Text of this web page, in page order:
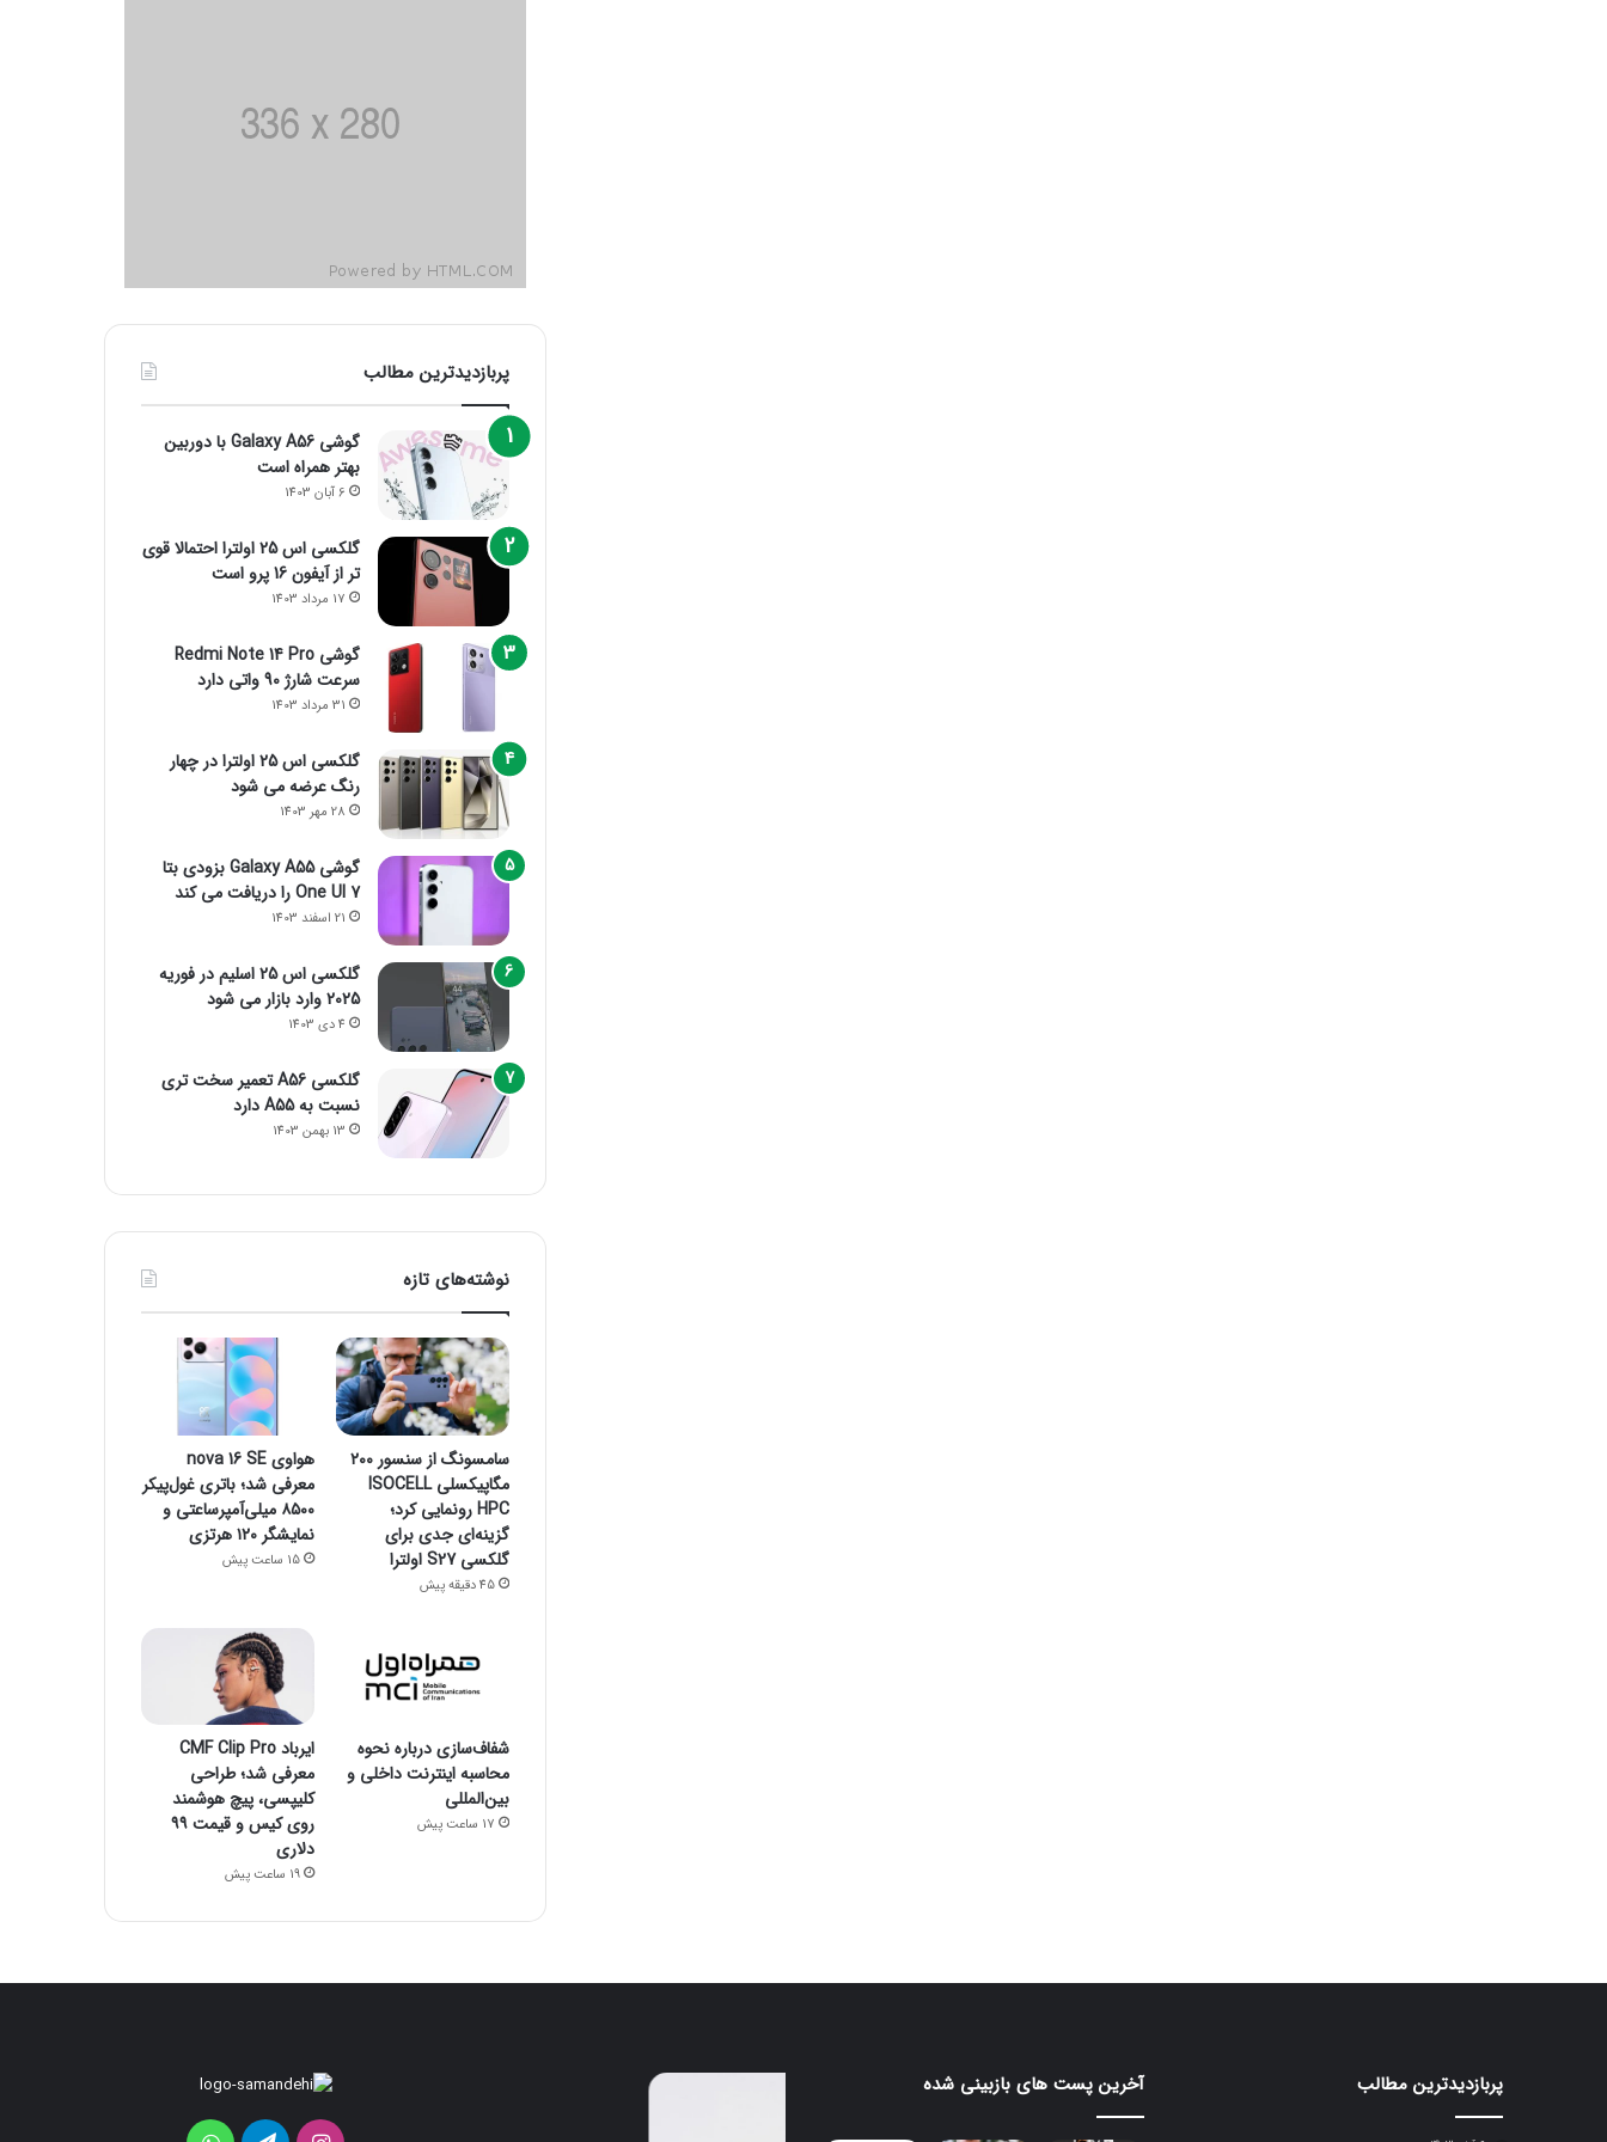
پربازدیدترین مطالب
گوشی Galaxy A56 با دوربین
بهتر همراه است
6 آبان 1403
گلکسی اس 25 اولترا احتمالا قوی
تر از آیفون 16 پرو است
17 مرداد 1403
گوشی Redmi Note 14 Pro
سرعت شارژ 90 واتی دارد
31 مرداد 1403
گلکسی اس 25 اولترا در چهار
رنگ عرضه می شود
28 مهر 1403
گوشی Galaxy A55 بزودی بتا
One UI 7 را دریافت می کند
21 اسفند 1403
گلکسی اس 25 اسلیم در فوریه
2025 وارد بازار می شود
4 دی 1403
گلکسی A56 تعمیر سخت تری
نسبت به A55 دارد
13 بهمن 1403
نوشته‌های تازه
سامسونگ از سنسور ۲۰۰
مگاپیکسلی ISOCELL
HPC رونمایی کرد؛
گزینه‌ای جدی برای
گلکسی S27 اولترا
45 دقیقه پیش
هواوی nova 16 SE
معرفی شد؛ باتری غول‌پیکر
۸۵۰۰ میلی‌آمپرساعتی و
نمایشگر ۱۲۰ هرتزی
15 ساعت پیش
شفاف‌سازی درباره نحوه
محاسبه اینترنت داخلی و
بین‌المللی
17 ساعت پیش
ایرباد CMF Clip Pro
معرفی شد؛ طراحی
کلیپسی، پیچ هوشمند
روی کیس و قیمت ۹۹
دلاری
19 ساعت پیش
پربازدیدترین مطالب آخرین پست های بازبینی شده
هواوی
ایرباد
CMF
Clip